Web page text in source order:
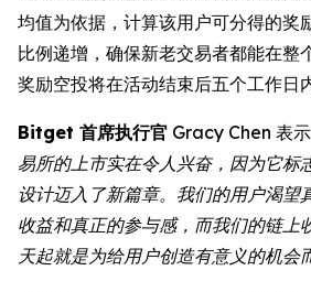
均值为依据，计算该用户可分得的奖
比例递增，确保新老交易者都能在整
奖励空投将在活动结束后五个工作日
Bitget 首席执行官 Gracy Chen 表示
易所的上市实在令人兴奋，因为它标
设计迈入了新篇章。我们的用户渴望
收益和真正的参与感，而我们的链上
天起就是为给用户创造有意义的机会